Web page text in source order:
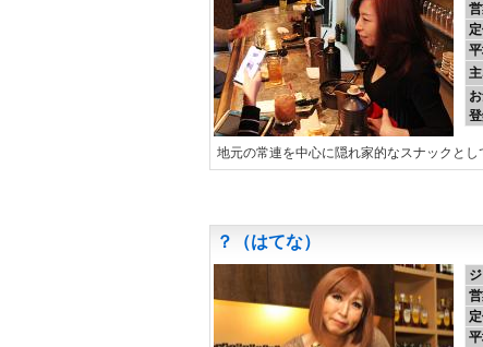
地元の常連を中心に隠れ家的なスナックと
？（はてな）